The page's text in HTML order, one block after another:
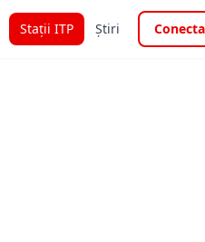
Stații ITP Știri